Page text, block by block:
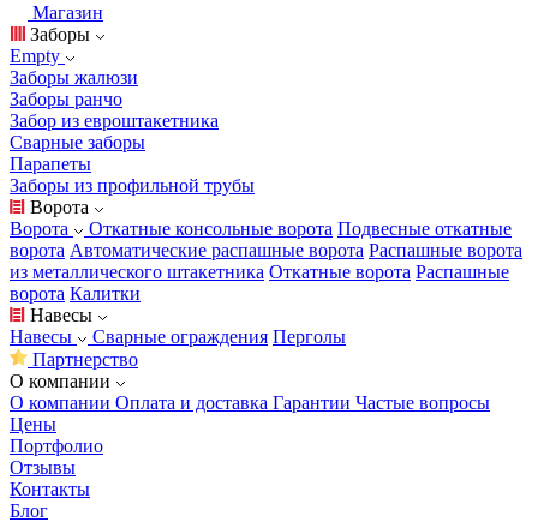
Магазин
Заборы
Empty
Заборы жалюзи
Заборы ранчо
Забор из евроштакетника
Сварные заборы
Парапеты
Заборы из профильной трубы
Ворота
Ворота
Откатные консольные ворота Подвесные откатные
ворота Автоматические распашные ворота Распашные ворота
из металлического штакетника Откатные ворота Распашные
ворота Калитки
Навесы
Навесы
Сварные ограждения Перголы
Партнерство
О компании
О компании Оплата и доставка Гарантии Частые вопросы
Цены
Портфолио
Отзывы
Контакты
Блог